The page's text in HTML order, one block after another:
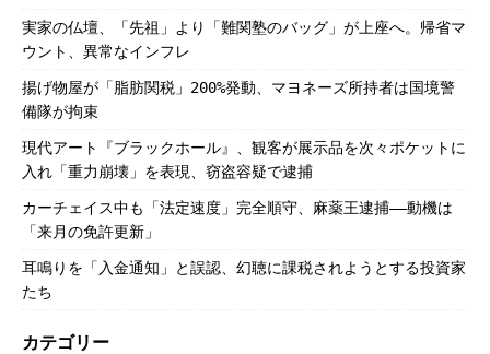
実家の仏壇、「先祖」より「難関塾のバッグ」が上座へ。帰省マ
ウント、異常なインフレ
揚げ物屋が「脂肪関税」200%発動、マヨネーズ所持者は国境警
備隊が拘束
現代アート『ブラックホール』、観客が展示品を次々ポケットに
入れ「重力崩壊」を表現、窃盗容疑で逮捕
カーチェイス中も「法定速度」完全順守、麻薬王逮捕――動機は
「来月の免許更新」
耳鳴りを「入金通知」と誤認、幻聴に課税されようとする投資家
たち
カテゴリー